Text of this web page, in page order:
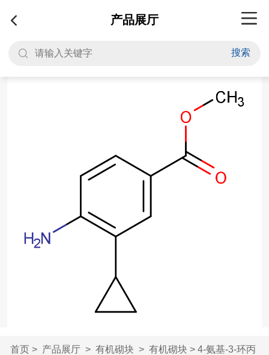
产品展厅
搜索
首页> 产品展厅> 有机砌块> 有机砌块> 4-氨基-3-环丙